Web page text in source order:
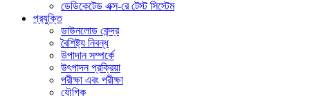
ডেডিকেটেড এক্স-রে টেস্ট সিস্টেম
প্রযুক্তি
ডাউনলোড কেন্দ্র
বৈশিষ্ট্য নিবন্ধ
উপাদান সম্পর্কে
উৎপাদন প্রক্রিয়া
পরীক্ষা এবং পরীক্ষা
যৌগিক